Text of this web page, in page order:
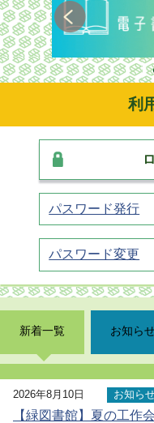
利
パスワード発行
パスワード変更
新着一覧 お知ら
2026年8月10日 お知ら
【緑図書館】夏の工作